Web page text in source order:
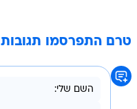
טרם התפרסמו תגובות